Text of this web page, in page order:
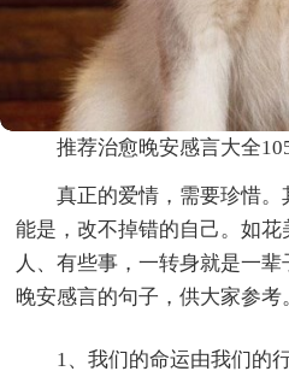
推荐治愈晚安感言大全
真正的爱情，需要珍惜
能是，改不掉错的自己。如
人、有些事，一转身就是一
晚安感言的句子，供大家参考
1、我们的命运由我们的